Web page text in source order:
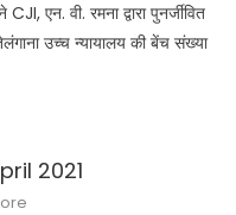
वी. रमना द्वारा पुनर्जीवित
उच्च न्यायालय की बेंच संख्या
2021